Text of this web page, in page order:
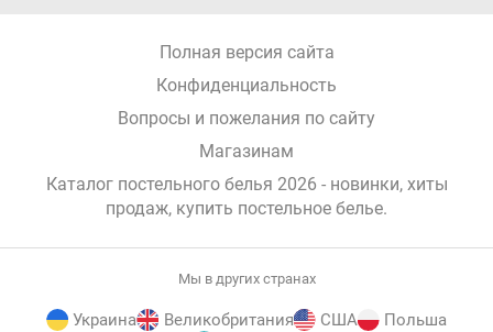
Полная версия сайта
Конфиденциальность
Вопросы и пожелания по сайту
Магазинам
Каталог постельного белья 2026 - новинки, хиты
продаж, купить постельное белье.
Мы в других странах
Украина Великобритания США Польша